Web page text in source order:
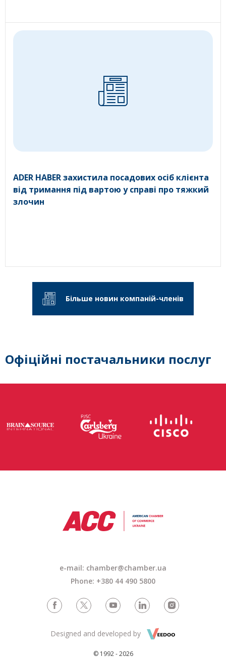
ADER HABER захистила посадових осіб клієнта
від тримання під вартою у справі про тяжкий
злочин
Більше новин компаній-членів
Офіційні постачальники послуг
e-mail: chamber@chamber.ua
Phone: +380 44 490 5800
© 1992 - 2026
Designed and developed by